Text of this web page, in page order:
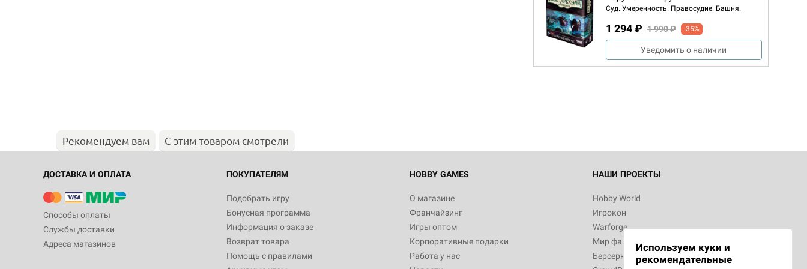
Суд. Умеренность. Правосудие. Башня.
1 294 ₽ 1 990 ₽ -35%
Уведомить о наличии
Рекомендуем вам С этим товаром смотрели
ДОСТАВКА И ОПЛАТА
Способы оплаты
Службы доставки
Адреса магазинов
ПОКУПАТЕЛЯМ
Подобрать игру
Бонусная программа
Информация о заказе
Возврат товара
Помощь с правилами
HOBBY GAMES
О магазине
Франчайзинг
Игры оптом
Корпоративные подарки
Работа у нас
НАШИ ПРОЕКТЫ
Hobby World
Игрокон
Warforge
Мир фантастики
Берсерк
Используем куки и
рекомендательные